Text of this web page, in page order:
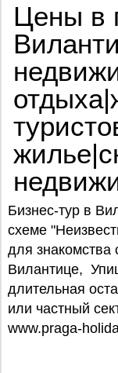
Цены в
Бизнес-тур в
схеме
для знакомства
Вилантице,
длительная
или частный
www.praga-